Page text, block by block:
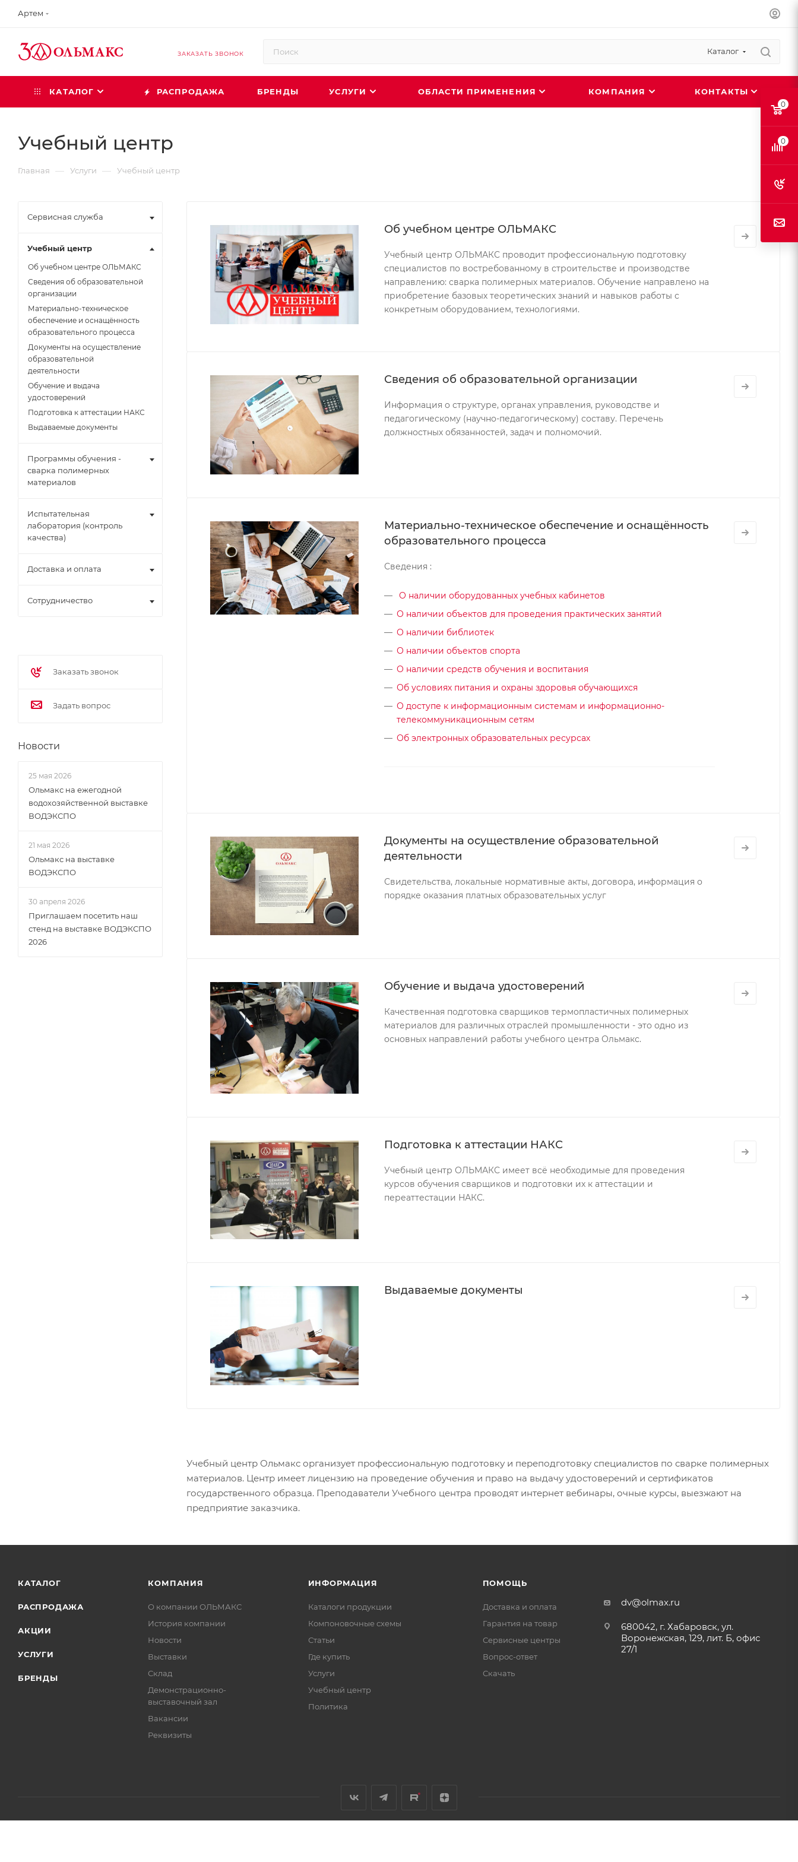
Артем
ЗАКАЗАТЬ ЗВОНОК Каталог
КАТАЛОГ РАСПРОДАЖА БРЕНДЫ УСЛУГИ ОБЛАСТИ ПРИМЕНЕНИЯ КОМПАНИЯ КОНТАКТЫ
Учебный центр
Главная — Услуги — Учебный центр
Об учебном центре ОЛЬМАКС
Учебный центр ОЛЬМАКС проводит профессиональную подготовку
специалистов по востребованному в строительстве и производстве
направлению: сварка полимерных материалов. Обучение направлено на
приобретение базовых теоретических знаний и навыков работы с
конкретным оборудованием, технологиями.
Сведения об образовательной организации
Информация о структуре, органах управления, руководстве и
педагогическому (научно-педагогическому) составу. Перечень
должностных обязанностей, задач и полномочий.
Материально-техническое обеспечение и оснащённость
образовательного процесса
Сведения :
О наличии оборудованных учебных кабинетов
О наличии объектов для проведения практических занятий
О наличии библиотек
О наличии объектов спорта
О наличии средств обучения и воспитания
Об условиях питания и охраны здоровья обучающихся
О доступе к информационным системам и информационно-
телекоммуникационным сетям
Об электронных образовательных ресурсах
Документы на осуществление образовательной
деятельности
Свидетельства, локальные нормативные акты, договора, информация о
порядке оказания платных образовательных услуг
Обучение и выдача удостоверений
Качественная подготовка сварщиков термопластичных полимерных
материалов для различных отраслей промышленности - это одно из
основных направлений работы учебного центра Ольмакс.
Подготовка к аттестации НАКС
Учебный центр ОЛЬМАКС имеет всё необходимые для проведения
курсов обучения сварщиков и подготовки их к аттестации и
переаттестации НАКС.
Выдаваемые документы
Учебный центр Ольмакс организует профессиональную подготовку и переподготовку специалистов по сварке полимерных
материалов. Центр имеет лицензию на проведение обучения и право на выдачу удостоверений и сертификатов
государственного образца. Преподаватели Учебного центра проводят интернет вебинары, очные курсы, выезжают на
предприятие заказчика.
Сервисная служба
Учебный центр
Об учебном центре ОЛЬМАКС
Сведения об образовательной
организации
Материально-техническое
обеспечение и оснащённость
образовательного процесса
Документы на осуществление
образовательной
деятельности
Обучение и выдача
удостоверений
Подготовка к аттестации НАКС
Выдаваемые документы
Программы обучения -
сварка полимерных
материалов
Испытательная
лаборатория (контроль
качества)
Доставка и оплата
Сотрудничество
Заказать звонок
Задать вопрос
Новости
25 мая 2026
Ольмакс на ежегодной
водохозяйственной выставке
ВОДЭКСПО
21 мая 2026
Ольмакс на выставке
ВОДЭКСПО
30 апреля 2026
Приглашаем посетить наш
стенд на выставке ВОДЭКСПО
2026
КАТАЛОГ
РАСПРОДАЖА
АКЦИИ
УСЛУГИ
БРЕНДЫ
КОМПАНИЯ
О компании ОЛЬМАКС
История компании
Новости
Выставки
Склад
Демонстрационно-
выставочный зал
Вакансии
Реквизиты
ИНФОРМАЦИЯ
Каталоги продукции
Компоновочные схемы
Статьи
Где купить
Услуги
Учебный центр
Политика
ПОМОЩЬ
Доставка и оплата
Гарантия на товар
Сервисные центры
Вопрос-ответ
Скачать
dv@olmax.ru
680042, г. Хабаровск, ул.
Воронежская, 129, лит. Б, офис
27/1
0
0